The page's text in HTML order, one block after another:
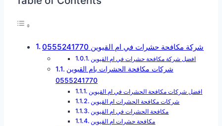
شركة مكافحة حشرات في ام القيوين 0555241770
افضل شركة مكافحة حشرات في ام القيوين
شركات مكافحة الحشرات بام القيوين
0555241770
افضل شركات مكافحة الحشرات في ام القيوين
شركات مكافحة الحشرات ام القيوين
مكافحة الحشرات في ام القيوين
مكافحة حشرات ام القيوين